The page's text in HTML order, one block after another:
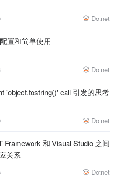
Dotnet
置和简单使用
Dotnet
'object.tostring()' call 引发的思考
Dotnet
Framework 和 Visual Studio 之间
关系
Dotnet